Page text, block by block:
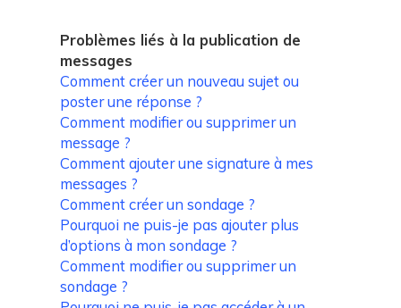
Problèmes liés à la publication de
messages
Comment créer un nouveau sujet ou
poster une réponse ?
Comment modifier ou supprimer un
message ?
Comment ajouter une signature à mes
messages ?
Comment créer un sondage ?
Pourquoi ne puis-je pas ajouter plus
d’options à mon sondage ?
Comment modifier ou supprimer un
sondage ?